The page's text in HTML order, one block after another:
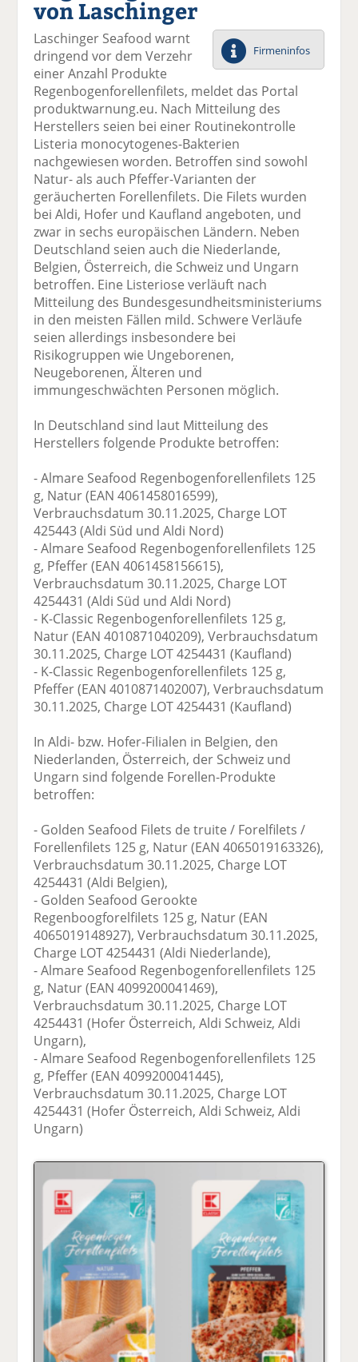
uf
F
ac
e
b
o
k
te
il
e
n
wi
tt
er
n
uf
Li
n
k
e
di
te
e
n
er
E
m
ai
v
se
d
e
n
ck
e
von Laschinger
Firmeninfos
Laschinger Seafood warnt
dringend vor dem Verzehr
einer Anzahl Produkte
Regenbogenforellenfilets, meldet das Portal
produktwarnung.eu. Nach Mitteilung des
Herstellers seien bei einer Routinekontrolle
Listeria monocytogenes-Bakterien
nachgewiesen worden. Betroffen sind sowohl
Natur- als auch Pfeffer-Varianten der
geräucherten Forellenfilets. Die Filets wurden
bei Aldi, Hofer und Kaufland angeboten, und
zwar in sechs europäischen Ländern. Neben
Deutschland seien auch die Niederlande,
Belgien, Österreich, die Schweiz und Ungarn
betroffen. Eine Listeriose verläuft nach
Mitteilung des Bundesgesundheitsministeriums
in den meisten Fällen mild. Schwere Verläufe
seien allerdings insbesondere bei
Risikogruppen wie Ungeborenen,
Neugeborenen, Älteren und
immungeschwächten Personen möglich.
In Deutschland sind laut Mitteilung des
Herstellers folgende Produkte betroffen:
- Almare Seafood Regenbogenforellenfilets 125
g, Natur (EAN 4061458016599),
Verbrauchsdatum 30.11.2025, Charge LOT
425443 (Aldi Süd und Aldi Nord)
- Almare Seafood Regenbogenforellenfilets 125
g, Pfeffer (EAN 4061458156615),
Verbrauchsdatum 30.11.2025, Charge LOT
4254431 (Aldi Süd und Aldi Nord)
- K-Classic Regenbogenforellenfilets 125 g,
Natur (EAN 4010871040209), Verbrauchsdatum
30.11.2025, Charge LOT 4254431 (Kaufland)
- K-Classic Regenbogenforellenfilets 125 g,
Pfeffer (EAN 4010871402007), Verbrauchsdatum
30.11.2025, Charge LOT 4254431 (Kaufland)
In Aldi- bzw. Hofer-Filialen in Belgien, den
Niederlanden, Österreich, der Schweiz und
Ungarn sind folgende Forellen-Produkte
betroffen:
- Golden Seafood Filets de truite / Forelfilets /
Forellenfilets 125 g, Natur (EAN 4065019163326),
Verbrauchsdatum 30.11.2025, Charge LOT
4254431 (Aldi Belgien),
- Golden Seafood Gerookte
Regenboogforelfilets 125 g, Natur (EAN
4065019148927), Verbrauchsdatum 30.11.2025,
Charge LOT 4254431 (Aldi Niederlande),
- Almare Seafood Regenbogenforellenfilets 125
g, Natur (EAN 4099200041469),
Verbrauchsdatum 30.11.2025, Charge LOT
4254431 (Hofer Österreich, Aldi Schweiz, Aldi
Ungarn),
- Almare Seafood Regenbogenforellenfilets 125
g, Pfeffer (EAN 4099200041445),
Verbrauchsdatum 30.11.2025, Charge LOT
4254431 (Hofer Österreich, Aldi Schweiz, Aldi
Ungarn)